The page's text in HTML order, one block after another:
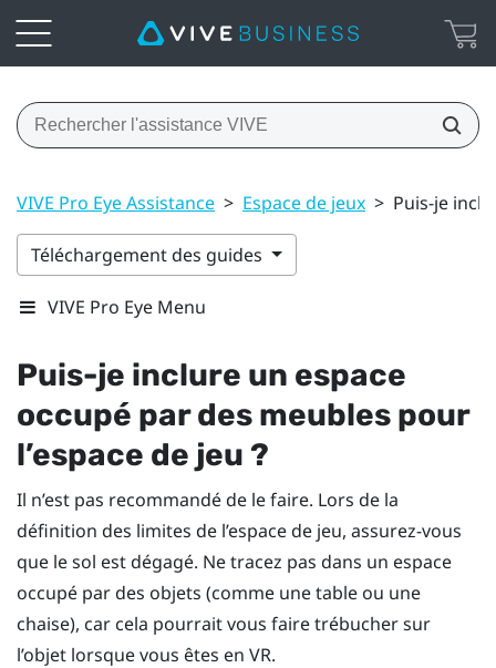
VIVE Pro Eye Assistance > Espace de jeux > Puis-je
Téléchargement des guides
VIVE Pro Eye Menu
Puis-je inclure un espace
occupé par des meubles pour
l’espace de jeu ?
Il n’est pas recommandé de le faire. Lors de la
définition des limites de l’espace de jeu, assurez-vous
que le sol est dégagé. Ne tracez pas dans un espace
occupé par des objets (comme une table ou une
chaise), car cela pourrait vous faire trébucher sur
l’objet lorsque vous êtes en VR.